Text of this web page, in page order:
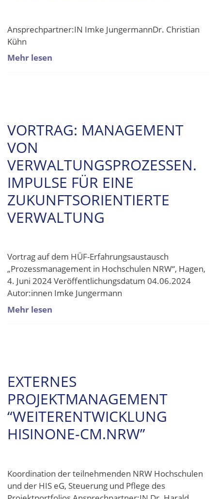
Ansprechpartner:IN Imke JungermannDr. Christian
Kühn
Mehr lesen
VORTRAG: MANAGEMENT
VON
VERWALTUNGSPROZESSEN.
IMPULSE FÜR EINE
ZUKUNFTSORIENTIERTE
VERWALTUNG
Vortrag auf dem HÜF-Erfahrungsaustausch
„Prozessmanagement in Hochschulen NRW“, Hagen,
4. Juni 2024 Veröffentlichungsdatum 04.06.2024
Autor:innen Imke Jungermann
Mehr lesen
EXTERNES
PROJEKTMANAGEMENT
“WEITERENTWICKLUNG
HISINONE-CM.NRW”
Koordination der teilnehmenden NRW Hochschulen
und der HIS eG, Steuerung und Pflege des